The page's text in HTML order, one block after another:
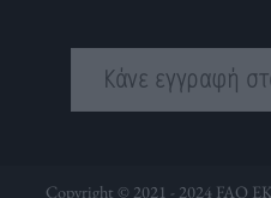
Κάνε εγγραφή
Copyright © 2021 - 2024